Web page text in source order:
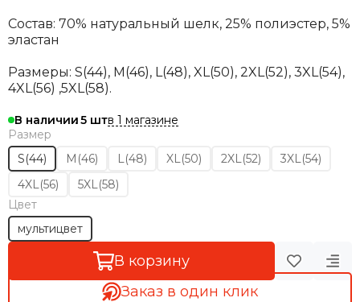
Состав: 70% натуральный шелк, 25% полиэстер, 5%
эластан
Размеры: S(44), M(46), L(48), XL(50), 2XL(52), 3XL(54),
4XL(56) ,5XL(58).
В наличии5
в 1 магазине
Размер
S(44)
M(46) L(48) XL(50) 2XL(52)
3XL(54)
4XL(56)
5XL(58)
Цвет
мультицвет
В корзину
Заказ в один клик